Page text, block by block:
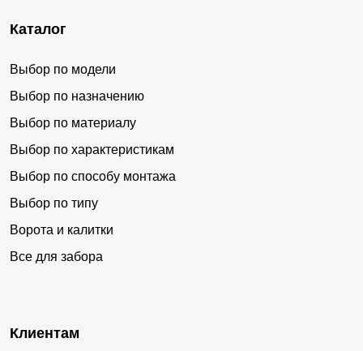
Каталог
Выбор по модели
Выбор по назначению
Выбор по материалу
Выбор по характеристикам
Выбор по способу монтажа
Выбор по типу
Ворота и калитки
Все для забора
Клиентам